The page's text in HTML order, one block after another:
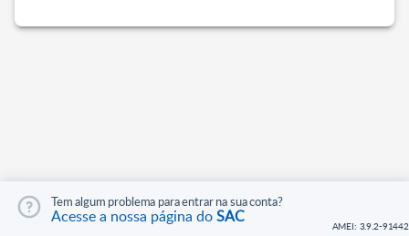
Tem algum problema para entrar na sua conta?
Acesse a nossa página doSAC
AMEI: 3.9.2-91442